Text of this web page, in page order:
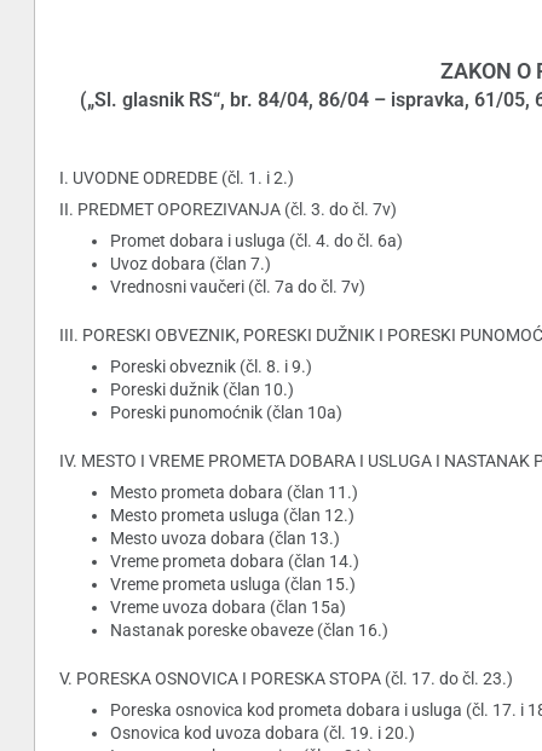
ZAKON O
(„Sl. glasnik RS“, br. 84/04, 86/04 – ispravka, 61/
I. UVODNE ODREDBE (čl. 1. i 2.)
II. PREDMET OPOREZIVANJA (čl. 3. do čl. 7v)
Promet dobara i usluga (čl. 4. do čl. 6a)
Uvoz dobara (član 7.)
Vrednosni vaučeri (čl. 7a do čl. 7v)
III. PORESKI OBVEZNIK, PORESKI DUŽNIK I PORESKI
Poreski obveznik (čl. 8. i 9.)
Poreski dužnik (član 10.)
Poreski punomoćnik (član 10a)
IV. MESTO I VREME PROMETA DOBARA I USLUGA I
Mesto prometa dobara (član 11.)
Mesto prometa usluga (član 12.)
Mesto uvoza dobara (član 13.)
Vreme prometa dobara (član 14.)
Vreme prometa usluga (član 15.)
Vreme uvoza dobara (član 15a)
Nastanak poreske obaveze (član 16.)
V. PORESKA OSNOVICA I PORESKA STOPA (čl. 17. do čl. 23.)
Poreska osnovica kod prometa dobara i usluga (čl. 17. i
Osnovica kod uvoza dobara (čl. 19. i 20.)